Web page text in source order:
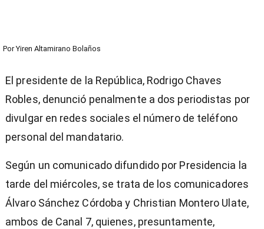
Por Yiren Altamirano Bolaños
El presidente de la República, Rodrigo Chaves
Robles, denunció penalmente a dos periodistas por
divulgar en redes sociales el número de teléfono
personal del mandatario.
Según un comunicado difundido por Presidencia la
tarde del miércoles, se trata de los comunicadores
Álvaro Sánchez Córdoba y Christian Montero Ulate,
ambos de Canal 7, quienes, presuntamente,